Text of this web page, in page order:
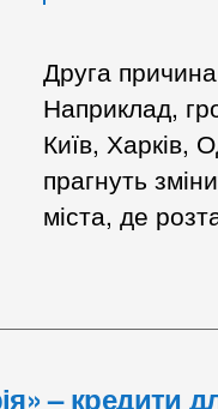
Друга
Наприклад,
Київ, Харків,
прагнуть
міста, де
– кредити